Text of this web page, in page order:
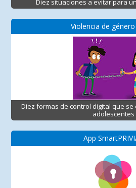
Diez situaciones a evitar para
Violencia de
Diez formas de control digital que
adolescentes
App